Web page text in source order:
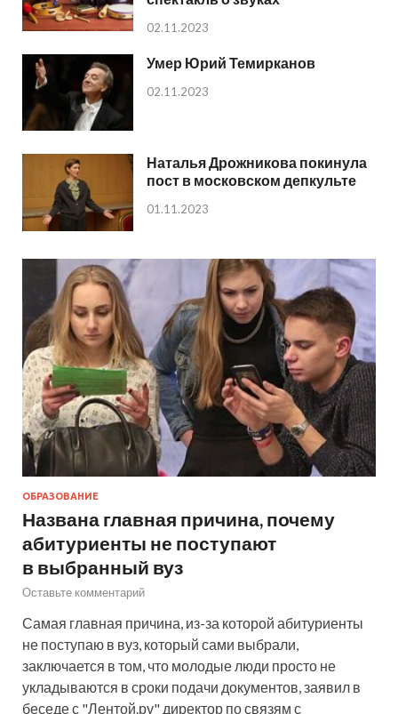
02.11.2023
Умер Юрий Темирканов
02.11.2023
Наталья Дрожникова покинула
пост в московском депкульте
01.11.2023
ОБРАЗОВАНИЕ
Названа главная причина, почему
абитуриенты не поступают
в выбранный вуз
Оставьте комментарий
Самая главная причина, из-за которой абитуриенты
не поступаю в вуз, который сами выбрали,
заключается в том, что молодые люди просто не
укладываются в сроки подачи документов, заявил в
беседе с "Лентой.ру" директор по связям с